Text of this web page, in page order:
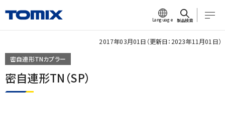
Language 製品検索
密自連形TNカプラー
密自連形TN（SP）
2017年03月01日（更新日：2023年11月01日）